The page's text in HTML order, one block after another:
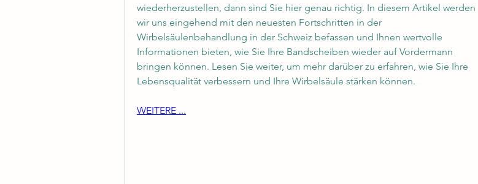
wiederherzustellen, dann sind Sie hier genau richtig. In diesem Artikel werden
wir uns eingehend mit den neuesten Fortschritten in der
Wirbelsäulenbehandlung in der Schweiz befassen und Ihnen wertvolle
Informationen bieten, wie Sie Ihre Bandscheiben wieder auf Vordermann
bringen können. Lesen Sie weiter, um mehr darüber zu erfahren, wie Sie Ihre
Lebensqualität verbessern und Ihre Wirbelsäule stärken können.
WEITERE ...